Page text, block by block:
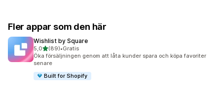
Fler appar som den här
Wishlist by Square
5,0av 5 stjärnor
(89)
89 recensioner totalt
•Gratis
Öka försäljningen genom att låta kunder spara och köpa favoriter
senare
Built for Shopify